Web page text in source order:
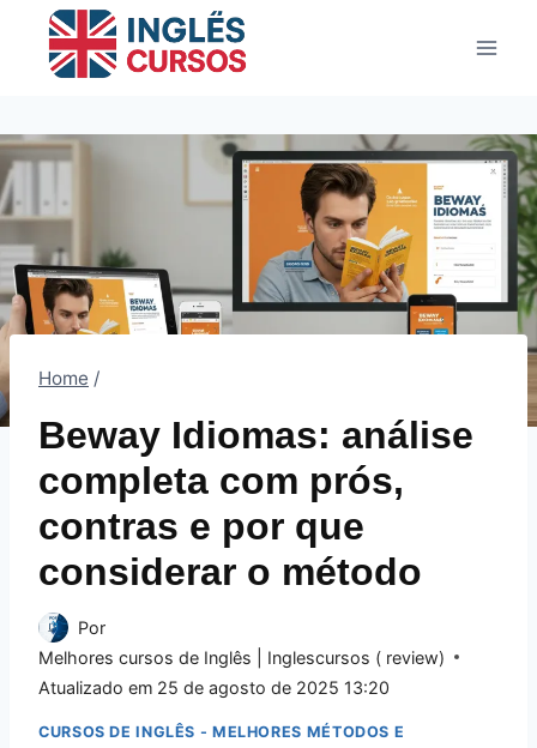
Conteúdo
Home /
Beway Idiomas: análise
completa com prós,
contras e por que
considerar o método
Por
Melhores cursos de Inglês | Inglescursos ( review)
Atualizado em 25 de agosto de 2025 13:20
CURSOS DE INGLÊS - MELHORES MÉTODOS E